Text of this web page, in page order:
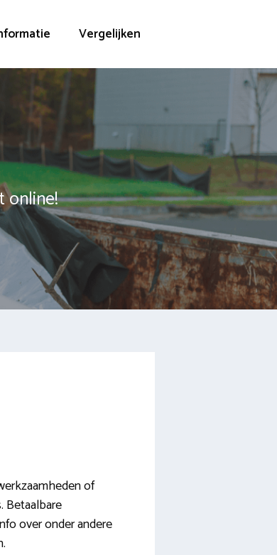
Vergelijken
online!
of
Betaalbare
over onder andere